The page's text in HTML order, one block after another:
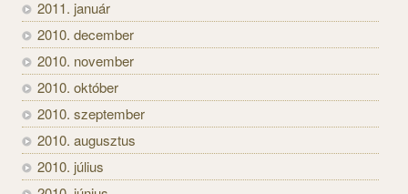
2011. január
2010. december
2010. november
2010. október
2010. szeptember
2010. augusztus
2010. július